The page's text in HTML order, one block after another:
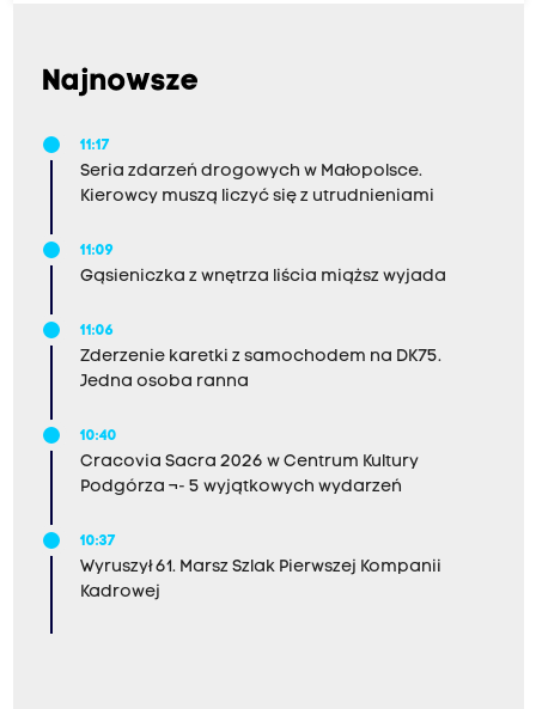
Najnowsze
11:17
Seria zdarzeń drogowych w Małopolsce.
Kierowcy muszą liczyć się z utrudnieniami
11:09
Gąsieniczka z wnętrza liścia miąższ wyjada
11:06
Zderzenie karetki z samochodem na DK75.
Jedna osoba ranna
10:40
Cracovia Sacra 2026 w Centrum Kultury
Podgórza ¬- 5 wyjątkowych wydarzeń
10:37
Wyruszył 61. Marsz Szlak Pierwszej Kompanii
Kadrowej